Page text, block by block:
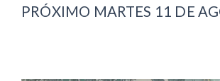
PRÓXIMO MARTES 11 DE